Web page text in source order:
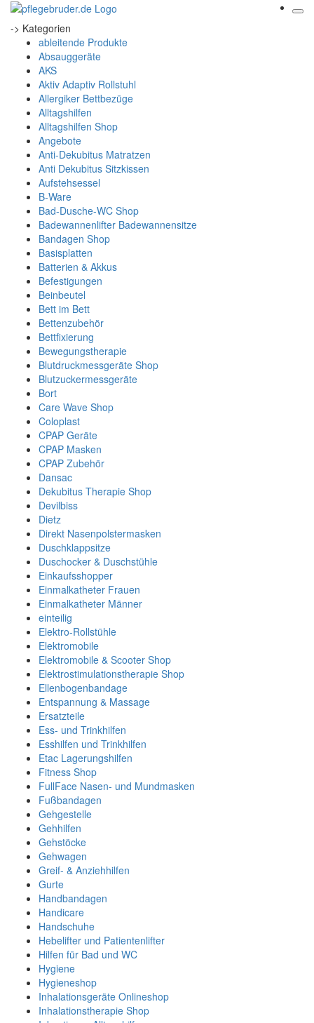
-> Kategorien
ableitende Produkte
Absauggeräte
AKS
Aktiv Adaptiv Rollstuhl
Allergiker Bettbezüge
Alltagshilfen
Alltagshilfen Shop
Angebote
Anti-Dekubitus Matratzen
Anti Dekubitus Sitzkissen
Aufstehsessel
B-Ware
Bad-Dusche-WC Shop
Badewannenlifter Badewannensitze
Bandagen Shop
Basisplatten
Batterien & Akkus
Befestigungen
Beinbeutel
Bett im Bett
Bettenzubehör
Bettfixierung
Bewegungstherapie
Blutdruckmessgeräte Shop
Blutzuckermessgeräte
Bort
Care Wave Shop
Coloplast
CPAP Geräte
CPAP Masken
CPAP Zubehör
Dansac
Dekubitus Therapie Shop
Devilbiss
Dietz
Direkt Nasenpolstermasken
Duschklappsitze
Duschocker & Duschstühle
Einkaufsshopper
Einmalkatheter Frauen
Einmalkatheter Männer
einteilig
Elektro-Rollstühle
Elektromobile
Elektromobile & Scooter Shop
Elektrostimulationstherapie Shop
Ellenbogenbandage
Entspannung & Massage
Ersatzteile
Ess- und Trinkhilfen
Esshilfen und Trinkhilfen
Etac Lagerungshilfen
Fitness Shop
FullFace Nasen- und Mundmasken
Fußbandagen
Gehgestelle
Gehhilfen
Gehstöcke
Gehwagen
Greif- & Anziehhilfen
Gurte
Handbandagen
Handicare
Handschuhe
Hebelifter und Patientenlifter
Hilfen für Bad und WC
Hygiene
Hygieneshop
Inhalationsgeräte Onlineshop
Inhalationstherapie Shop